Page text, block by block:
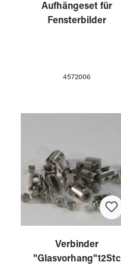
Aufhängeset für
Fensterbilder
4572006
Verbinder
"Glasvorhang"12Stc